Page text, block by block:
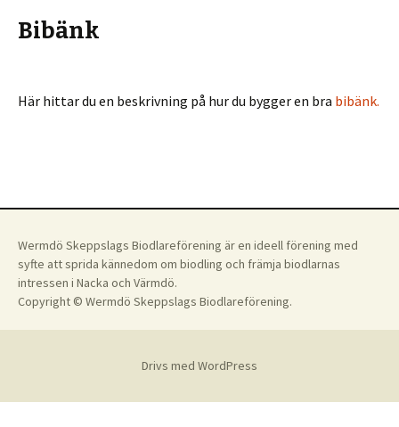
Bibänk
Här hittar du en beskrivning på hur du bygger en bra bibänk.
Wermdö Skeppslags Biodlareförening är en ideell förening med
syfte att sprida kännedom om biodling och främja biodlarnas
intressen i Nacka och Värmdö.
Copyright © Wermdö Skeppslags Biodlareförening.
Drivs med WordPress